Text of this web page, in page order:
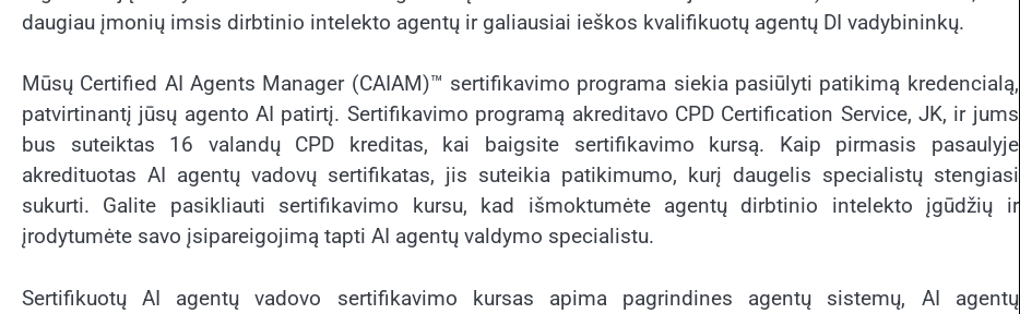
daugiau įmonių imsis dirbtinio intelekto agentų ir galiausiai ieškos kvalifikuotų agentų DI vadybininkų.
Mūsų Certified AI Agents Manager (CAIAM)™ sertifikavimo programa siekia pasiūlyti patikimą kredencialą,
patvirtinantį jūsų agento AI patirtį. Sertifikavimo programą akreditavo CPD Certification Service, JK, ir jums
bus suteiktas 16 valandų CPD kreditas, kai baigsite sertifikavimo kursą. Kaip pirmasis pasaulyje
akredituotas AI agentų vadovų sertifikatas, jis suteikia patikimumo, kurį daugelis specialistų stengiasi
sukurti. Galite pasikliauti sertifikavimo kursu, kad išmoktumėte agentų dirbtinio intelekto įgūdžių ir
įrodytumėte savo įsipareigojimą tapti AI agentų valdymo specialistu.
Sertifikuotų AI agentų vadovo sertifikavimo kursas apima pagrindines agentų sistemų, AI agentų